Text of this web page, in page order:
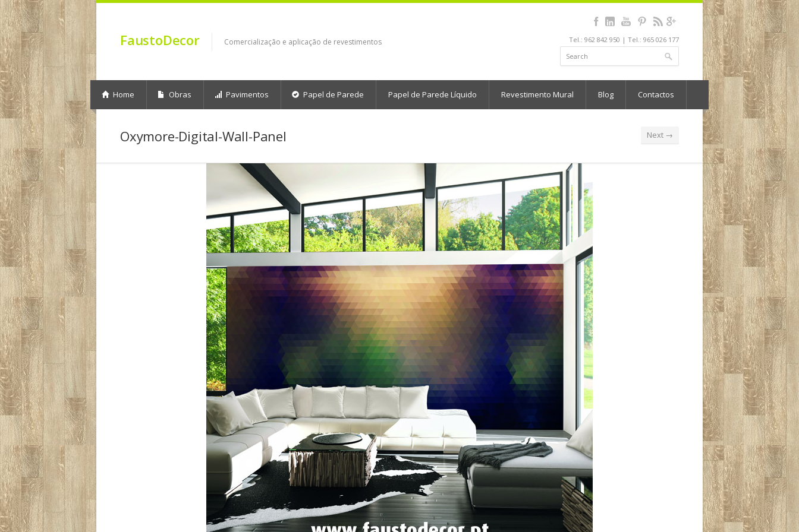
FaustoDecor Comercialização e aplicação de revestimentos Tel.: 962 842 950 | Tel.: 965 026 177
Home Obras Pavimentos Papel de Parede Papel de Parede Líquido Revestimento Mural Blog Contactos
Oxymore-Digital-Wall-Panel Next →